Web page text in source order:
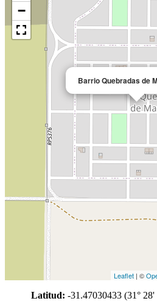
Barrio Quebradas de
−
Leaflet | ©
Latitud: -31.47030433 (31°